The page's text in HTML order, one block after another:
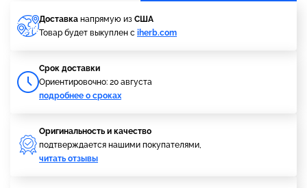
Доставка напрямую из США
Товар будет выкуплен с iherb.com
Cрок доставки
Ориентировочно: 20 августа
подробнее о сроках
Оригинальность и качество
подтверждается нашими покупателями,
читать отзывы